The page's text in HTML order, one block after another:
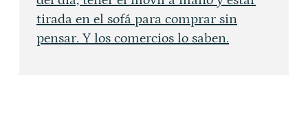
tirada en el sofá para comprar sin
pensar. Y los comercios lo saben.